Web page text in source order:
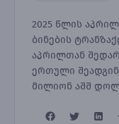
2025 წლის
ბინების
აპრილთან
ერთული
მილიონ აშშ